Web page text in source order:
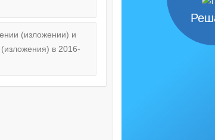
(изложении) и
в 2016-